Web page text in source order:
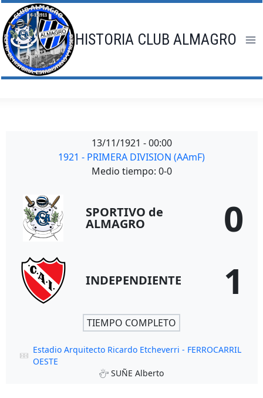
Saltar
al
contenido
HISTORIA CLUB ALMAGRO
13/11/1921 - 00:00
1921 - PRIMERA DIVISION (AAmF)
Medio tiempo: 0-0
SPORTIVO de
ALMAGRO 0
INDEPENDIENTE 1
TIEMPO COMPLETO
Estadio Arquitecto Ricardo Etcheverri - FERROCARRIL
OESTE
SUÑE Alberto